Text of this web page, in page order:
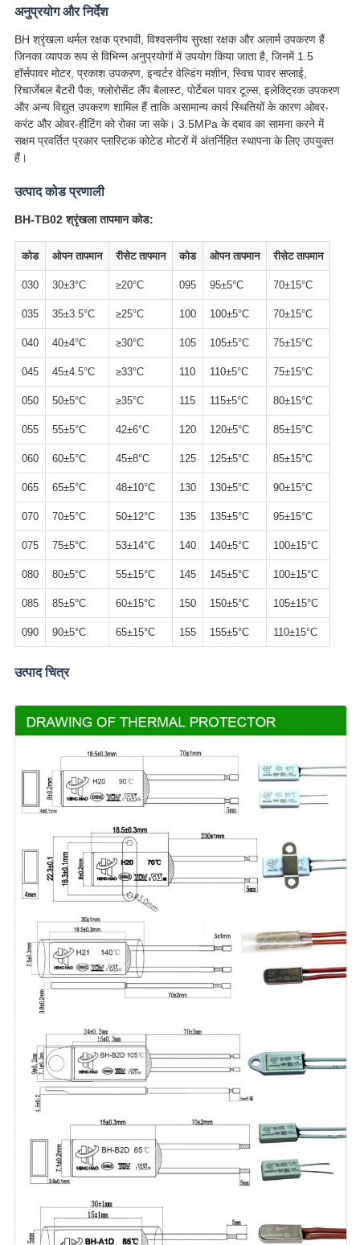
अनुप्रयोग और निर्देश
BH श्रृंखला थर्मल रक्षक प्रभावी, विश्वसनीय सुरक्षा रक्षक और अलार्म उपकरण हैं
जिनका व्यापक रूप से विभिन्न अनुप्रयोगों में उपयोग किया जाता है, जिनमें 1.5
हॉर्सपावर मोटर, प्रकाश उपकरण, इन्वर्टर वेल्डिंग मशीन, स्विच पावर सप्लाई,
रिचार्जेबल बैटरी पैक, फ्लोरोसेंट लैंप बैलास्ट, पोर्टेबल पावर टूल्स, इलेक्ट्रिक उपकरण
और अन्य विद्युत उपकरण शामिल हैं ताकि असामान्य कार्य स्थितियों के कारण ओवर-
करंट और ओवर-हीटिंग को रोका जा सके। 3.5MPa के दबाव का सामना करने में
सक्षम प्रवर्तित प्रकार प्लास्टिक कोटेड मोटरों में अंतर्निहित स्थापना के लिए उपयुक्त
हैं।
उत्पाद कोड प्रणाली
BH-TB02 श्रृंखला तापमान कोड:
कोड ओपन तापमान रीसेट तापमान कोड ओपन तापमान रीसेट तापमान
030 30±3°C ≥20°C 095 95±5°C 70±15°C
035 35±3.5°C ≥25°C 100 100±5°C 70±15°C
040 40±4°C ≥30°C 105 105±5°C 75±15°C
045 45±4.5°C ≥33°C 110 110±5°C 75±15°C
050 50±5°C ≥35°C 115 115±5°C 80±15°C
055 55±5°C 42±6°C 120 120±5°C 85±15°C
060 60±5°C 45±8°C 125 125±5°C 85±15°C
065 65±5°C 48±10°C 130 130±5°C 90±15°C
070 70±5°C 50±12°C 135 135±5°C 95±15°C
075 75±5°C 53±14°C 140 140±5°C 100±15°C
080 80±5°C 55±15°C 145 145±5°C 100±15°C
085 85±5°C 60±15°C 150 150±5°C 105±15°C
090 90±5°C 65±15°C 155 155±5°C 110±15°C
उत्पाद चित्र